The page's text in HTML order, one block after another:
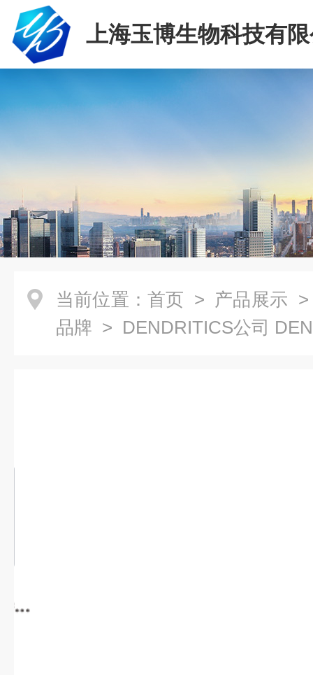
上海玉博生物科技有
当前位置： 首页 > 产品展示
品牌 > DENDRITICS公司